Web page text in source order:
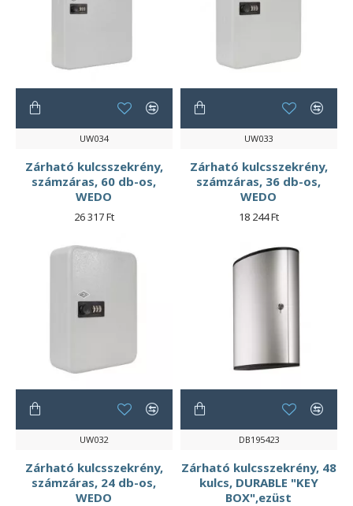
UW034
Zárható kulcsszekrény,
számzáras, 60 db-os,
WEDO
26 317 Ft
UW033
Zárható kulcsszekrény,
számzáras, 36 db-os,
WEDO
18 244 Ft
UW032
Zárható kulcsszekrény,
számzáras, 24 db-os,
WEDO
DB195423
Zárható kulcsszekrény, 48
kulcs, DURABLE "KEY
BOX",ezüst